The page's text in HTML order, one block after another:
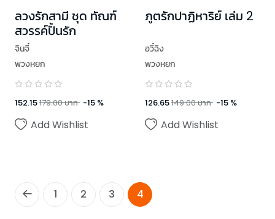
ลวงรักสามี ชุด ทัณฑ์
สวรรค์ปั้นรัก
จินจี๋
พวงหยก
152.15179.00บาท -15 %
Add Wishlist
ภูตรักปาฏิหาริย์ เล่ม 2
อวี๋ฉิง
พวงหยก
126.65149.00บาท -15 %
Add Wishlist
1 2 3 4